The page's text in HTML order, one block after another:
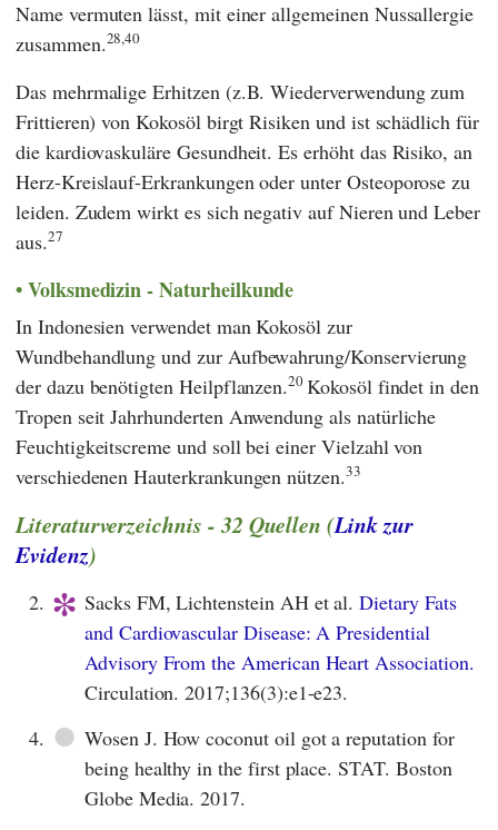
Name vermuten lässt, mit einer allgemeinen Nussallergie
zusammen.28,40
Das mehrmalige Erhitzen (z.B. Wiederverwendung zum
Frittieren) von Kokosöl birgt Risiken und ist schädlich für
die kardiovaskuläre Gesundheit. Es erhöht das Risiko, an
Herz-Kreislauf-Erkrankungen oder unter Osteoporose zu
leiden. Zudem wirkt es sich negativ auf Nieren und Leber
aus.27
Volksmedizin - Naturheilkunde
In Indonesien verwendet man Kokosöl zur
Wundbehandlung und zur Aufbewahrung/Konservierung
der dazu benötigten Heilpflanzen.20Kokosöl findet in den
Tropen seit Jahrhunderten Anwendung als natürliche
Feuchtigkeitscreme und soll bei einer Vielzahl von
verschiedenen Hauterkrankungen nützen.33
Literaturverzeichnis - 32 Quellen (Link zur
Evidenz)
2. * Sacks FM, Lichtenstein AH et al.Dietary Fats
and Cardiovascular Disease: A Presidential
Advisory From the American Heart Association.
Circulation. 2017;136(3):e1-e23.
4. ● Wosen J. How coconut oil got a reputation for
being healthy in the first place. STAT. Boston
Globe Media. 2017.